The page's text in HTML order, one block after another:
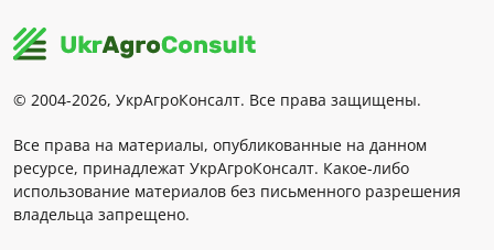
© 2004-2026, УкрАгроКонсалт. Все права защищены.
Все права на материалы, опубликованные на данном
ресурсе, принадлежат УкрАгроКонсалт. Какое-либо
использование материалов без письменного разрешения
владельца запрещено.